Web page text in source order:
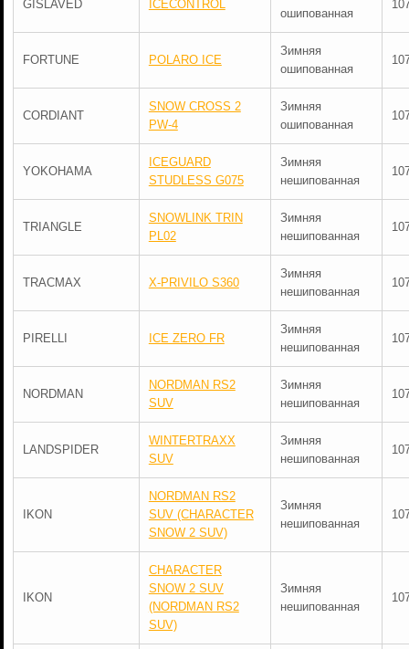
GISLAVED ICECONTROL
ошипованная
FORTUNE POLARO ICE
Зимняя
ошипованная
CORDIANT
SNOW CROSS 2
PW-4
Зимняя
ошипованная
YOKOHAMA
ICEGUARD
STUDLESS G075
Зимняя
нешипованная
TRIANGLE
SNOWLINK TRIN
PL02
Зимняя
нешипованная
TRACMAX X-PRIVILO S360
Зимняя
нешипованная
PIRELLI ICE ZERO FR
Зимняя
нешипованная
NORDMAN
NORDMAN RS2
SUV
Зимняя
нешипованная
LANDSPIDER
WINTERTRAXX
SUV
Зимняя
нешипованная
IKON
NORDMAN RS2
SUV (CHARACTER
SNOW 2 SUV)
Зимняя
нешипованная
IKON
CHARACTER
SNOW 2 SUV
(NORDMAN RS2
SUV)
Зимняя
нешипованная